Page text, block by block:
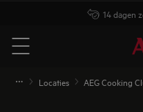
14 dagen
Menu
Locaties AEG Cooking